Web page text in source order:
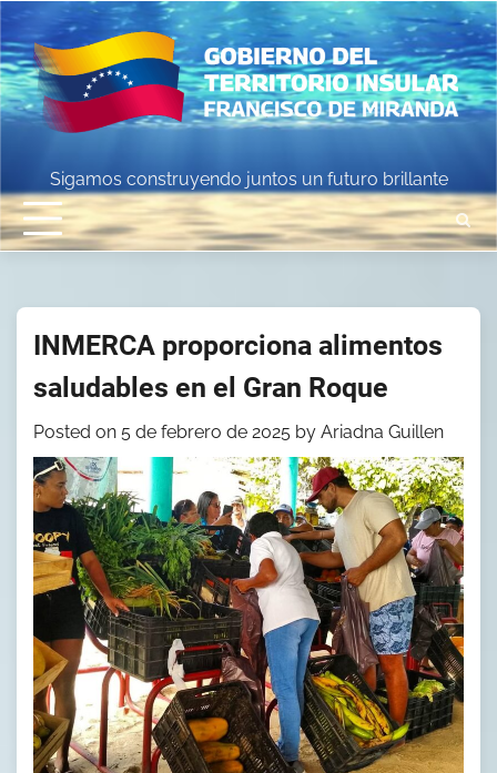
Skip
to
content
Sigamos construyendo juntos un futuro brillante
INMERCA proporciona alimentos
saludables en el Gran Roque
Posted on 5 de febrero de 2025 by Ariadna Guillen